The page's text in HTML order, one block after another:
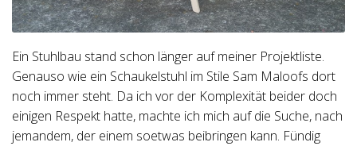
Ein Stuhlbau stand schon länger auf meiner Projektliste.
Genauso wie ein Schaukelstuhl im Stile Sam Maloofs dort
noch immer steht. Da ich vor der Komplexität beider doch
einigen Respekt hatte, machte ich mich auf die Suche, nach
jemandem, der einem soetwas beibringen kann. Fündig